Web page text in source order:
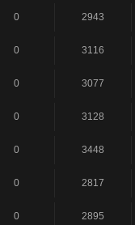
0 2943
0 3116
0 3077
0 3128
0 3448
0 2817
0 2895